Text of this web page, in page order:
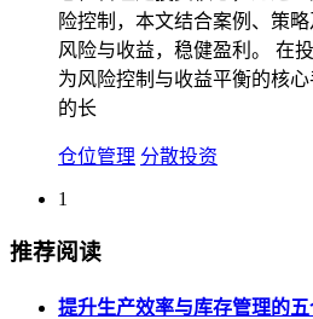
险控制，本文结合案例、策
风险与收益，稳健盈利。 在
为风险控制与收益平衡的核
的长
仓位管理 分散投资
1
推荐阅读
提升生产效率与库存管理的